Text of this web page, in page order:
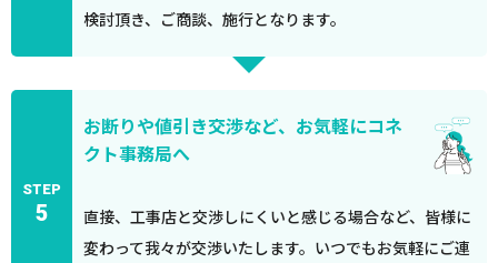
検討頂き、ご商談、施行となります。
STEP
5
お断りや値引き交渉など、お気軽にコネ
クト事務局へ
直接、工事店と交渉しにくいと感じる場合など、皆様に
変わって我々が交渉いたします。いつでもお気軽にご連